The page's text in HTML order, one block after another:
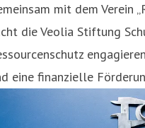
mit dem Verein
die Veolia Stiftung
eine finanzielle